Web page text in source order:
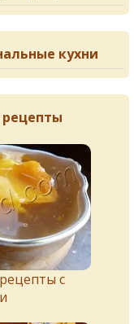
кухни
с